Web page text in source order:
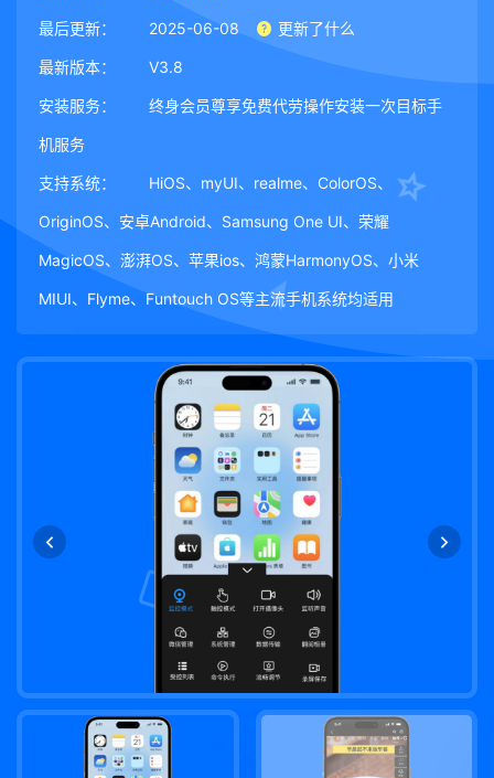
最后更新： 2025-06-08 更新了什么
最新版本： V3.8
安装服务： 终身会员尊享免费代劳操作安装一次目标手
机服务
支持系统： HiOS、myUI、realme、ColorOS、
OriginOS、安卓Android、Samsung One UI、荣耀
MagicOS、澎湃OS、苹果ios、鸿蒙HarmonyOS、小米
MIUI、Flyme、Funtouch OS等主流手机系统均适用